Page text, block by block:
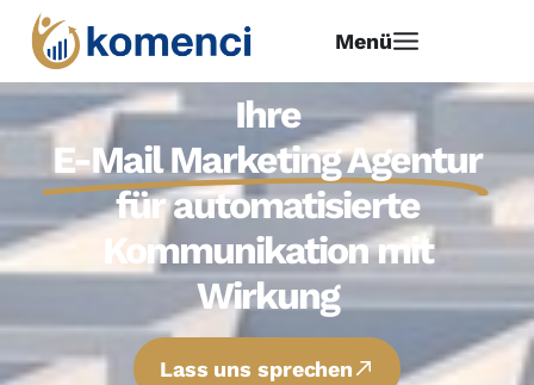
Menü
Lass uns sprechen
Ihre
E-Mail Marketing Agentur
für automatisierte
Kommunikation mit
Wirkung